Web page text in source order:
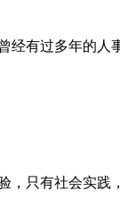
经有过多年的
只有社会实践